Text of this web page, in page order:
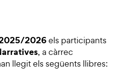
2026els participants
, a càrrec
llegit els següents llibres: